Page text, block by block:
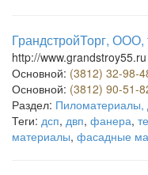
ГрандстройТорг, ООО,
http://www.grandstroy55.ru
Основной: (3812) 32-98-
Основной: (3812) 90-51-
Раздел: Пиломатериалы,
Теги: дсп, двп, фанера,
материалы, фасадные